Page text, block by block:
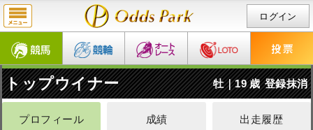
ログイン
トップウイナー 牡｜19 歳 登録抹消
プロフィール 成績 出走履歴